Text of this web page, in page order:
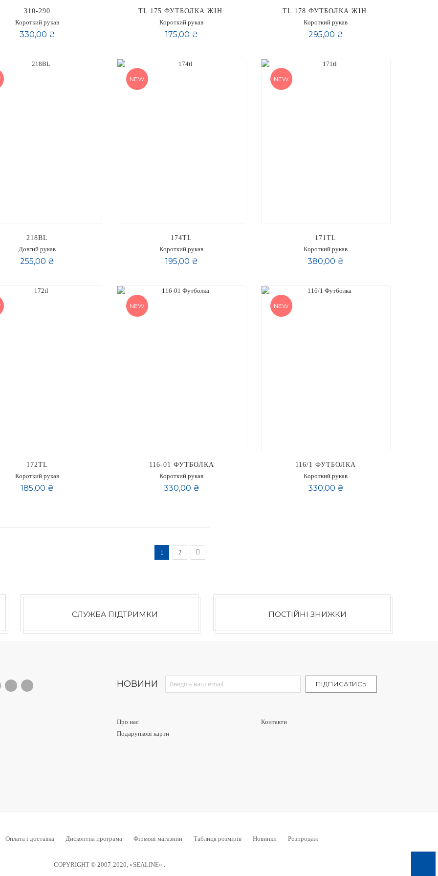
310-290
Короткий рукав
330,00 ₴
TL 175 ФУТБОЛКА ЖІН.
Короткий рукав
175,00 ₴
TL 178 ФУТБОЛКА ЖІН.
Короткий рукав
295,00 ₴
218BL
Довгий рукав
255,00 ₴
NEW
174TL
Короткий рукав
195,00 ₴
NEW
171TL
Короткий рукав
380,00 ₴
172TL
Короткий рукав
185,00 ₴
NEW
116-01 ФУТБОЛКА
Короткий рукав
330,00 ₴
NEW
116/1 ФУТБОЛКА
Короткий рукав
330,00 ₴
Сторінка
You're currently reading page
1
Сторінка
2
СЛУЖБА ПІДТРИМКИ ПОСТІЙНІ ЗНИЖКИ
НОВИНИ
Sign Up for Our Newsletter:
ПІДПИСАТИСЬ
Про нас
Подарункові карти
Контакти
Оплата і доставка Дисконтна програма Фірмові магазини Таблиця розмірів Новинки Розпродаж
COPYRIGHT © 2007-2020, «SEALINE» .